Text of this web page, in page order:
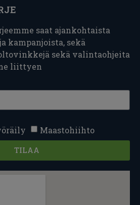
saat ajankohtaista
kampanjoista, sekä
sekä valintaohjeita
liittyen
Maastohiihto
TILAA